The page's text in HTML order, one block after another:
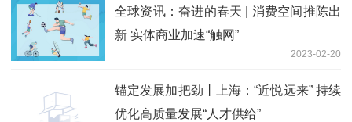
全球资讯：奋进的春天 | 消费空间推陈出
新 实体商业加速“触网”
2023-02-20
锚定发展加把劲丨上海：“近悦远来” 持续
优化高质量发展“人才供给”